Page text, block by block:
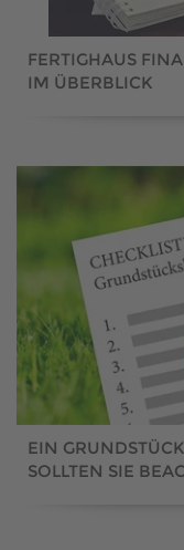
FERTIGHAUS
IM ÜBERBLICK
EIN
SOLLTEN SIE